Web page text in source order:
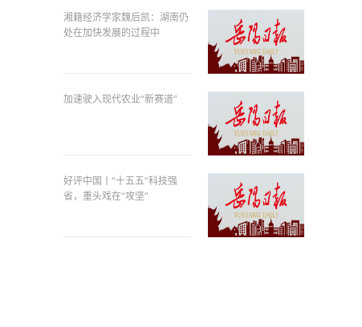
湘籍经济学家魏后凯：湖南仍
处在加快发展的过程中
加速驶入现代农业“新赛道”
好评中国丨“十五五”科技强
省，重头戏在“攻坚”